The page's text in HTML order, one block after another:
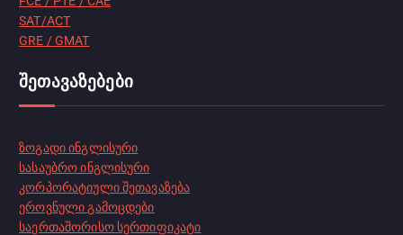
SAT/ACT
GRE / GMAT
შეთავაზებები
ზოგადი ინგლისური
სასაუბრო ინგლისური
კორპორატიული შეთავაზება
ეროვნული გამოცდები
საერთაშორისო სერთიფიკატი